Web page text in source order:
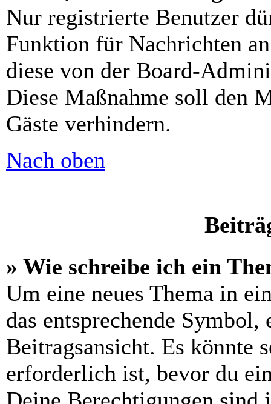
Nur registrierte Benutzer
Funktion für Nachrichten
diese von der Board-
Diese Maßnahme soll den
Gäste verhindern.
Nach oben
» Wie schreibe ich ein
Um eine neues Thema in
das entsprechende
Beitragsansicht. Es könnte
erforderlich ist, bevor du